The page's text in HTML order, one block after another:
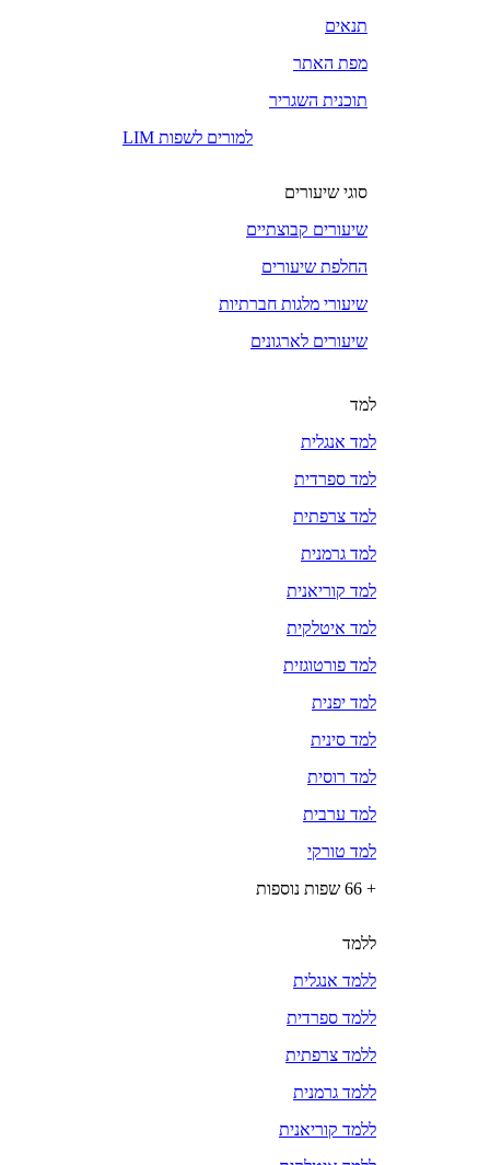
תנאים
מפת האתר
תוכנית השגריר
LIM למורים לשפות
סוגי שיעורים
שיעורים קבוצתיים
החלפת שיעורים
שיעורי מלגות חברתיות
שיעורים לארגונים
למד
למד אנגלית
למד ספרדית
למד צרפתית
למד גרמנית
למד קוריאנית
למד איטלקית
למד פורטוגזית
למד יפנית
למד סינית
למד רוסית
למד ערבית
למד טורקי
+ 66 שפות נוספות
ללמד
ללמד אנגלית
ללמד ספרדית
ללמד צרפתית
ללמד גרמנית
ללמד קוריאנית